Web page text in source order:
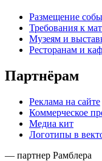
Размещение
Требования к
Музеям и
Ресторанам и
Партнёрам
Реклама на сайте
Коммерческое
Медиа кит
Логотипы в
— партнер Рамблера